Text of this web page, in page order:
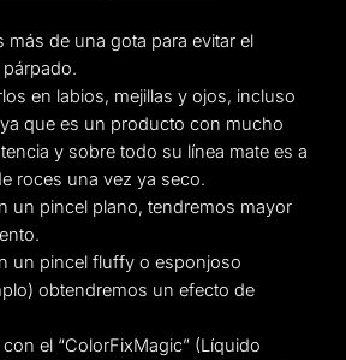
más de una gota para evitar el
en labios, mejillas y ojos, incluso
que es un producto con mucho
y sobre todo su línea mate es a
roces una vez ya seco.
un pincel plano, tendremos mayor
un pincel fluffy o esponjoso
obtendremos un efecto de
el “ColorFixMagic” (Líquido